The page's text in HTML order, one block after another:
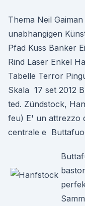
Thema Neil
unabhängigen
Pfad Kuss Banker
Rind Laser Enkel
Tabelle Terror
Skala 17 set 2012
ted. Zündstock,
feu) E' un attrezzo
centrale e